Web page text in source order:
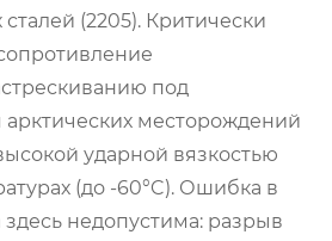
(2205). Критически
под
месторождений
ударной вязкостью
(до -60°C). Ошибка в
недопустима: разрыв